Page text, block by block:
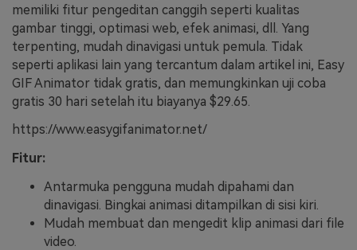
memiliki fitur pengeditan canggih seperti kualitas
gambar tinggi, optimasi web, efek animasi, dll. Yang
terpenting, mudah dinavigasi untuk pemula. Tidak
seperti aplikasi lain yang tercantum dalam artikel ini, Easy
GIF Animator tidak gratis, dan memungkinkan uji coba
gratis 30 hari setelah itu biayanya $29.65.
https://www.easygifanimator.net/
Fitur:
Antarmuka pengguna mudah dipahami dan
dinavigasi. Bingkai animasi ditampilkan di sisi kiri.
Mudah membuat dan mengedit klip animasi dari file
video.